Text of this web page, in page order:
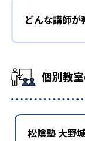
どんな講師が
個別教
松陰塾 大野